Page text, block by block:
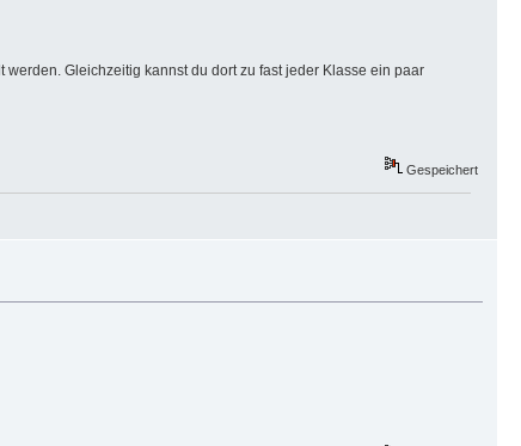
Gleichzeitig kannst du dort zu fast jeder Klasse ein paar
Gespeichert